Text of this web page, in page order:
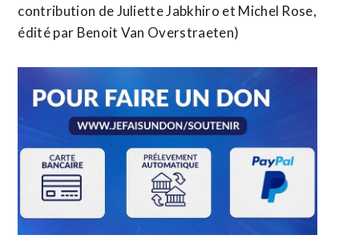
contribution de Juliette Jabkhiro et Michel Rose,
édité par Benoit Van Overstraeten)